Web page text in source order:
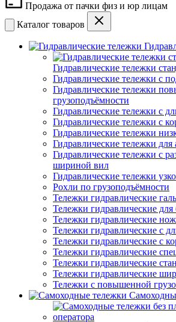
Продажа от пачки физ и юр лицам
Каталог товаров
Гидравлические тележки
Гидравлические тележки с
Гидравлические тележки
грузоподъёмности
Гидравлические тележки с
Гидравлические тележки с
Гидравлические тележки
Гидравлические тележки для
Гидравлические тележки с
шириной вил
Гидравлические тележки
Рохли по грузоподъёмности
Тележки гидравлические
Тележки гидравлические для
Тележки гидравлические
Тележки гидравлические с
Тележки гидравлические с
Тележки гидравлические
Тележки гидравлические
Тележки гидравлические
Тележки с повышенной